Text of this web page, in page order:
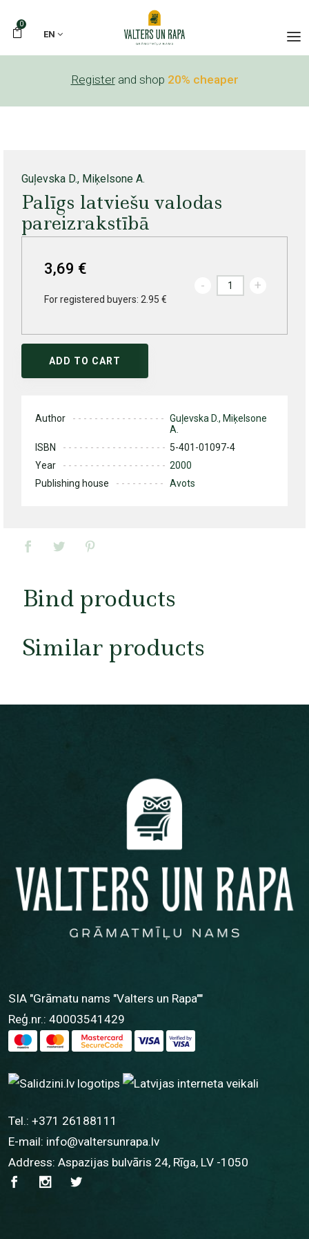
0
EN
Register and shop 20% cheaper
Guļevska D., Miķelsone A.
Palīgs latviešu valodas
pareizrakstībā
3,69 €
For registered buyers: 2.95 €
- +
ADD TO CART
Author
Guļevska D., Miķelsone
A.
ISBN
5-401-01097-4
Year
2000
Publishing house
Avots
Bind products
Similar products
SIA "Grāmatu nams "Valters un Rapa""
Reģ.nr.: 40003541429
Tel.: +371 26188111
E-mail: info@valtersunrapa.lv
Address: Aspazijas bulvāris 24, Rīga, LV -1050